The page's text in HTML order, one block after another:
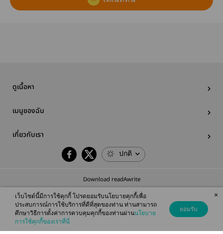
ดูเนื้อหา
เมนูของฉัน
เกี่ยวกับเรา
ปกติ
Download readAwrite
© 2026 readAwrite.com by MEB Corporation Public Company Limited
This site is protected by reCAPTCHA and the Google
เว็บไซต์นี้มีการใช้คุกกี้ โปรดยอมรับนโยบายคุกกี้เพื่อ
ประสบการณ์การใช้บริการที่ดีที่สุดของท่าน ท่านสามารถ
ศึกษาวิธีการตั้งค่าการควบคุมคุกกี้ของท่านผ่านนโยบาย
การใช้คุกกี้ของเราที่นี่
ยอมรับ
×